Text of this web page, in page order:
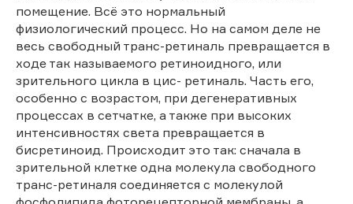
помещение. Всё это нормальный
физиологический процесс. Но на самом деле не
весь свободный транс-ретиналь превращается в
ходе так называемого ретиноидного, или
зрительного цикла в цис- ретиналь. Часть его,
особенно с возрастом, при дегенеративных
процессах в сетчатке, а также при высоких
интенсивностях света превращается в
бисретиноид. Происходит это так: сначала в
зрительной клетке одна молекула свободного
транс-ретиналя соединяется с молекулой